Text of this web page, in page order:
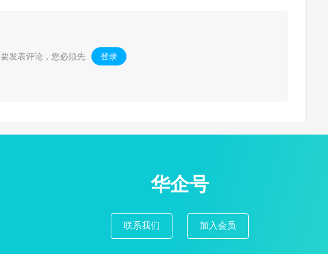
要发表评论，您必须先 登录 。
华企号
联系我们 加入会员